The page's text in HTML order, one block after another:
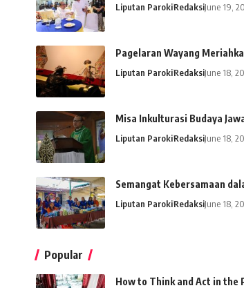
Liputan ParokiRedaksiJune 19,
Pagelaran Wayang
Liputan ParokiRedaksiJune 18,
Misa Inkulturasi Budaya
Liputan ParokiRedaksiJune 18,
Semangat Kebersamaan
Liputan ParokiRedaksiJune 18,
Popular
How to Think and Act in the